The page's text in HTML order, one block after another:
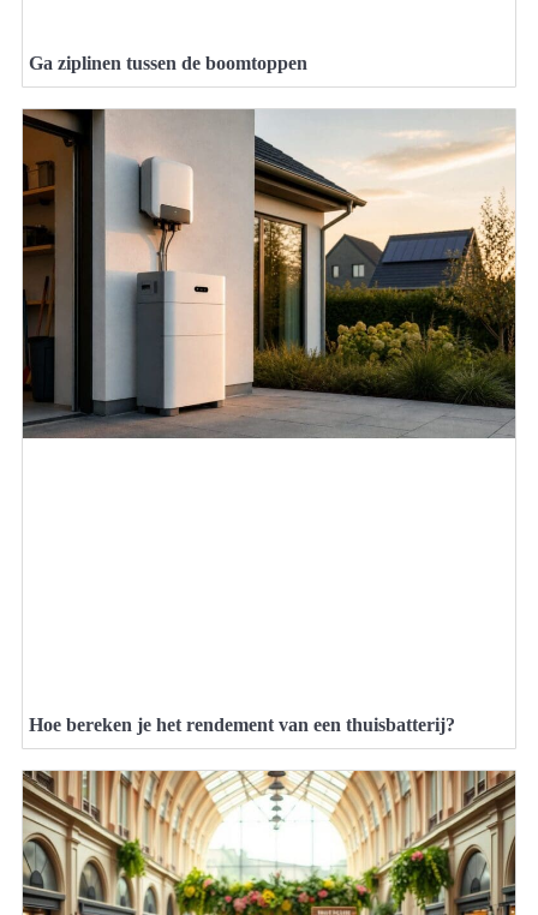
Ga ziplinen tussen de boomtoppen
Hoe bereken je het rendement van een thuisbatterij?